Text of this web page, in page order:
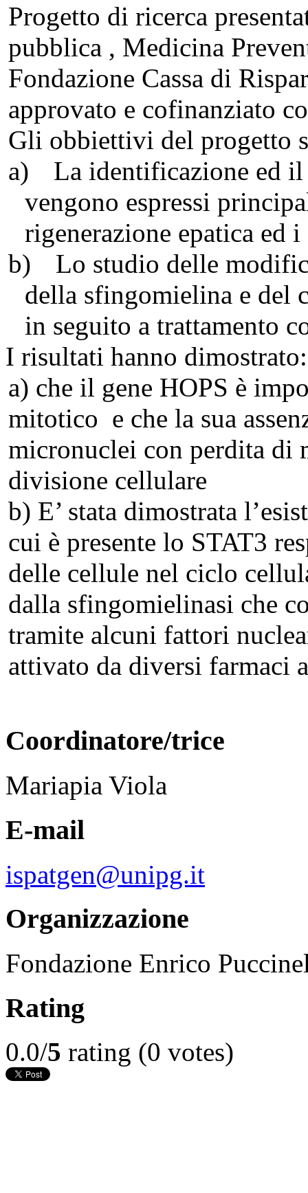
Progetto di ricerca
pubblica , Medicina
Fondazione Cassa di
approvato e cofinanziato
Gli obbiettivi del progetto
a)
La identificazione ed
vengono espressi
rigenerazione epatica ed i
b)
Lo studio delle
della sfingomielina e del
in seguito a trattamento
I risultati hanno dimostrato:
a) che il gene HOPS è
mitotico e che la sua
micronuclei con perdita di
divisione cellulare
b) E’ stata dimostrata
cui è presente lo STAT3
delle cellule nel ciclo
dalla sfingomielinasi che
tramite alcuni fattori
attivato da diversi farmaci
Coordinatore/trice
Mariapia Viola
E-mail
ispatgen@unipg.it
Organizzazione
Fondazione Enrico
Rating
0.0/5 rating (0 votes)